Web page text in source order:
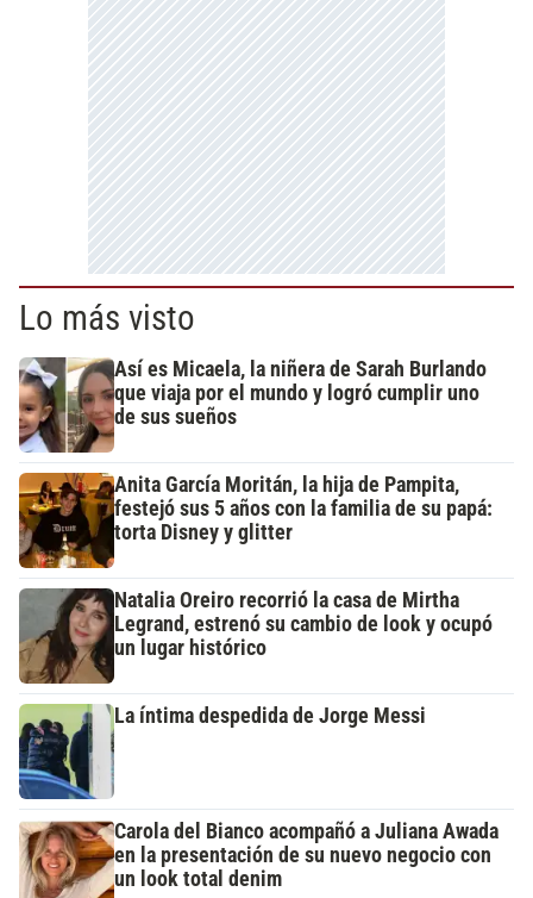
Lo más visto
Así es Micaela, la niñera de Sarah Burlando
que viaja por el mundo y logró cumplir uno
de sus sueños
Anita García Moritán, la hija de Pampita,
festejó sus 5 años con la familia de su papá:
torta Disney y glitter
Natalia Oreiro recorrió la casa de Mirtha
Legrand, estrenó su cambio de look y ocupó
un lugar histórico
La íntima despedida de Jorge Messi
Carola del Bianco acompañó a Juliana Awada
en la presentación de su nuevo negocio con
un look total denim